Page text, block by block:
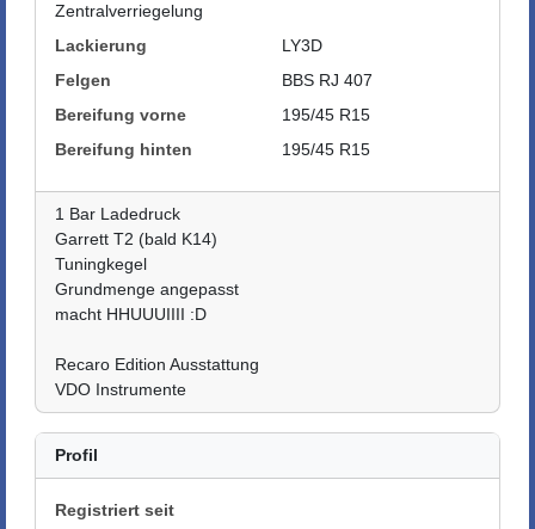
Zentralverriegelung
Lackierung
LY3D
Felgen
BBS RJ 407
Bereifung vorne
195/45 R15
Bereifung hinten
195/45 R15
1 Bar Ladedruck
Garrett T2 (bald K14)
Tuningkegel
Grundmenge angepasst
macht HHUUUIIII :D
Recaro Edition Ausstattung
VDO Instrumente
Profil
Registriert seit